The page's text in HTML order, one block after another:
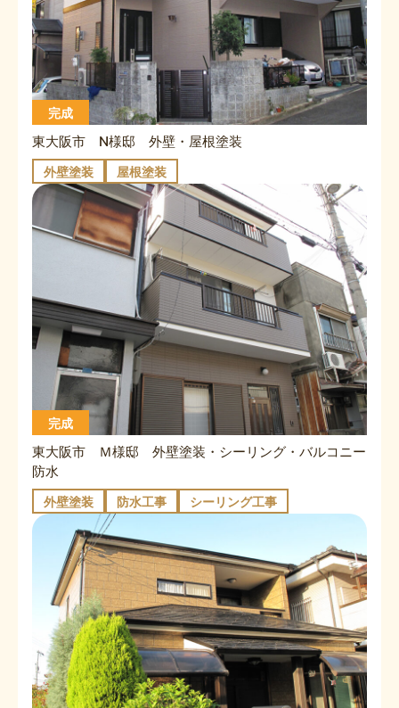
完成
東大阪市 N様邸 外壁・屋根塗装
外壁塗装 屋根塗装
完成
東大阪市 Ｍ様邸 外壁塗装・シーリング・バルコニー
防水
外壁塗装 防水工事 シーリング工事